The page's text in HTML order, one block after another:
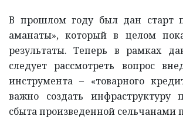
В прошлом году был дан старт
аманаты», который в целом
результаты. Теперь в рамках
следует рассмотреть вопрос
инструмента – «товарного
важно создать инфраструктуру
сбыта произведенной сельчанами